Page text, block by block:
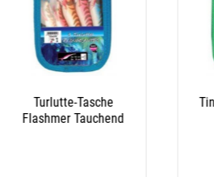
Turlutte Flashmer
Plombee